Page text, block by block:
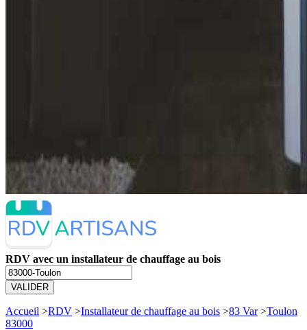
RDV avec un installateur de chauffage au bois
VALIDER
Accueil >RDV >Installateur de chauffage au bois >83 Var>Toulon
83000